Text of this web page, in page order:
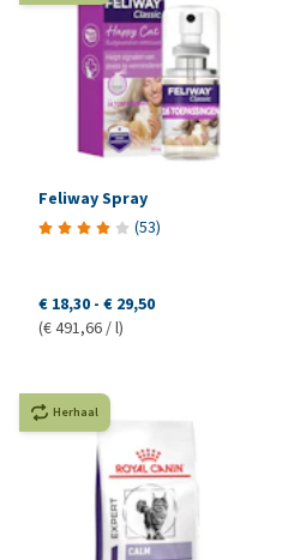
Feliway Spray
(53)
€ 18,30 - € 29,50
(€ 491,66 / l)
Herhaal